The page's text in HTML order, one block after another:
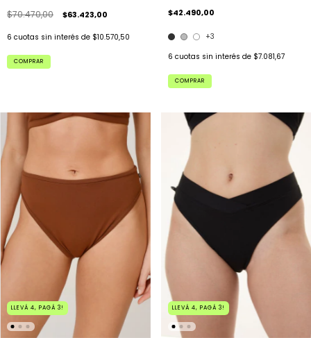
$70.470,00
$63.423,00
6 cuotas sin interés de $10.570,50
COMPRAR
$42.490,00
+3
6 cuotas sin interés de $7.081,67
COMPRAR
LLEVÁ 4, PAGÁ 3! LLEVÁ 4, PAGÁ 3!